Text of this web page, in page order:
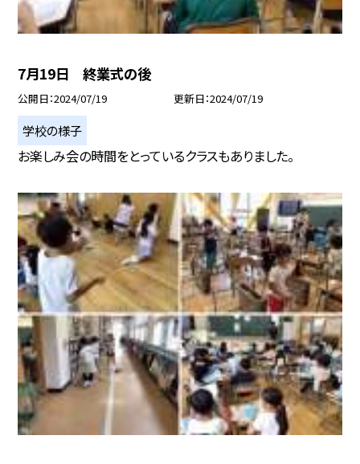
7月19日 終業式の後
公開日 2024/07/19 更新日 2024/07/19
学校の様子
お楽しみ会の時間をとっているクラスもありました。